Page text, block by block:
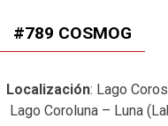
#789 COSMOG
Localización: Lago
Lago Coroluna – Luna